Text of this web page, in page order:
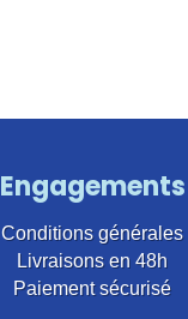
Engagements
Conditions générales
Livraisons en 48h
Paiement sécurisé